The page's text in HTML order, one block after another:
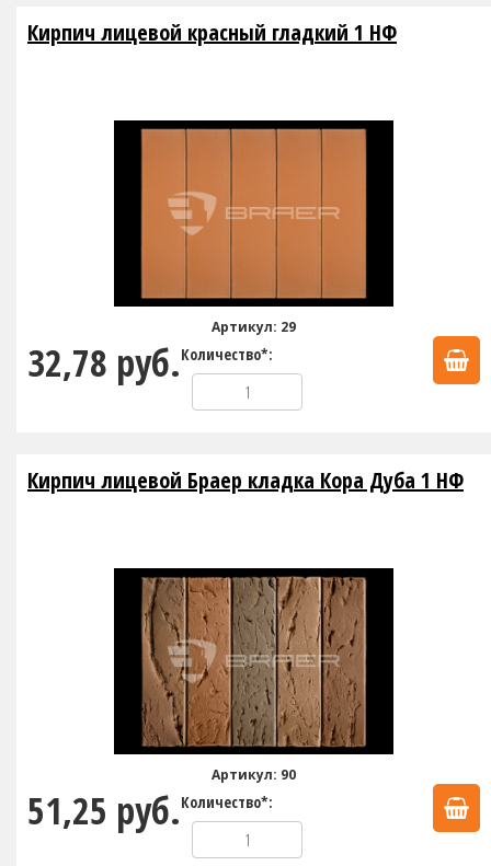
Кирпич лицевой красный гладкий 1 НФ
Артикул: 29
32,78 руб.Количество*:
Кирпич лицевой Браер кладка Кора Дуба 1 НФ
Артикул: 90
51,25 руб.Количество*: